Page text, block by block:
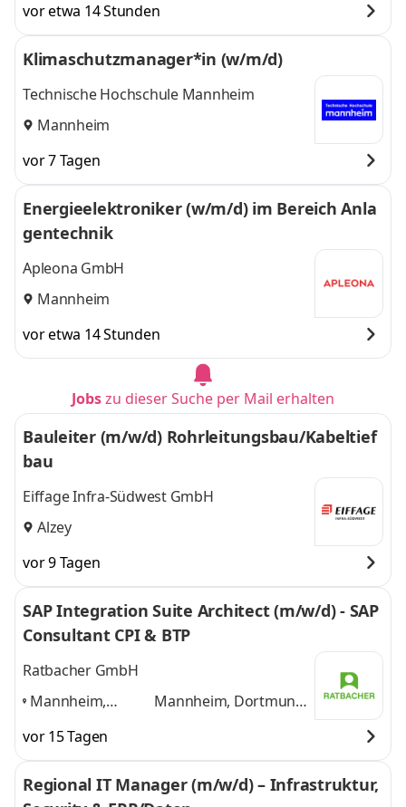
Mannheim,
Stuttgart,
und 2 weitere
vor etwa 14 Stunden
Klimaschutzmanager*in (w/m/d)
Technische Hochschule Mannheim
Mannheim
vor 7 Tagen
Energieelektroniker (w/m/d) im Bereich Anla
gentechnik
Apleona GmbH
Mannheim
vor etwa 14 Stunden
Jobszu dieser Suche per Mail erhalten
Bauleiter (m/w/d) Rohrleitungsbau/Kabeltief
bau
Eiffage Infra-Südwest GmbH
Alzey
vor 9 Tagen
SAP Integration Suite Architect (m/w/d) - SAP
Consultant CPI & BTP
Ratbacher GmbH
Mannheim,
Hamburg, Berlin,
Freiburg,
Mannheim, Dortmund,
vor 15 Tagen
Regional IT Manager (m/w/d) – Infrastruktur,